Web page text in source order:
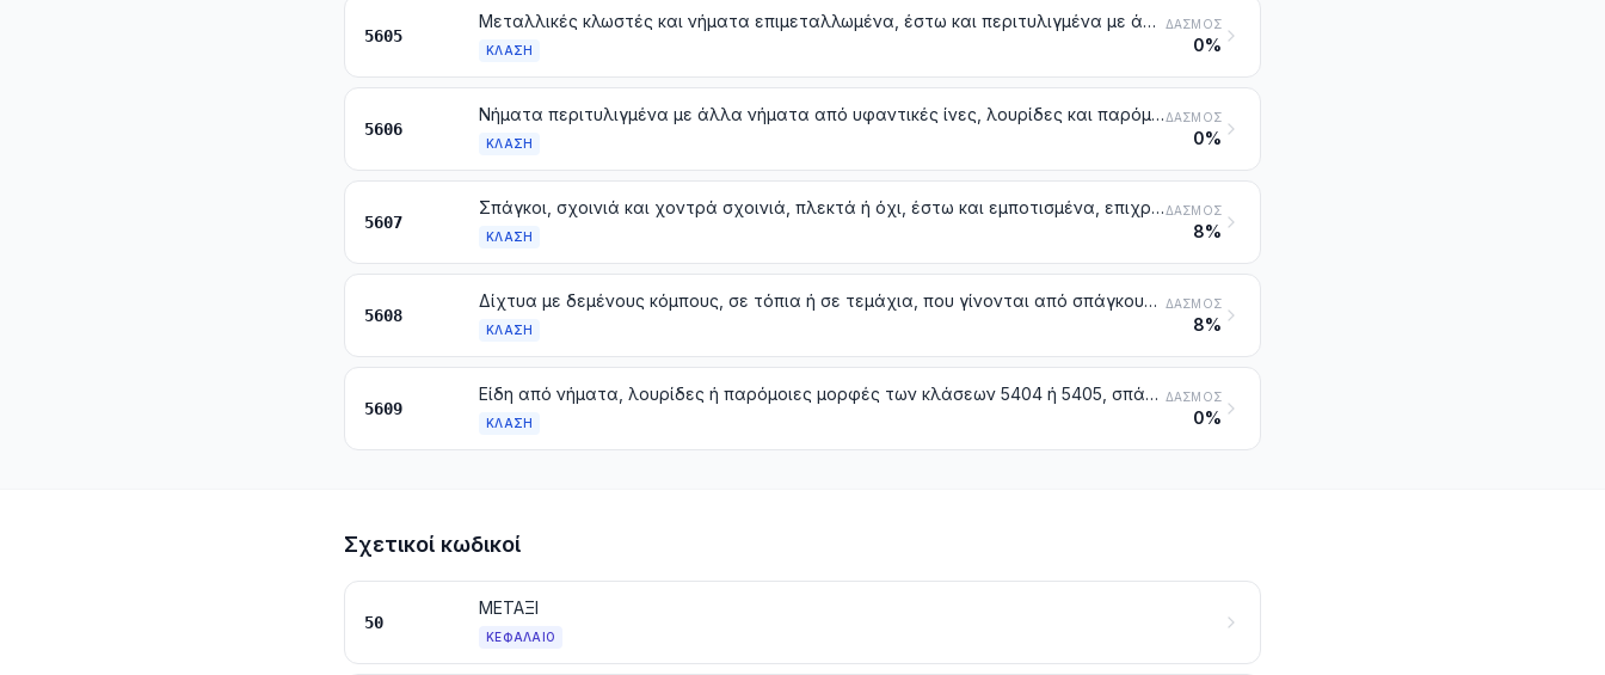
5605
Μεταλλικές κλωστές και νήματα επιμεταλλωμένα, έστω και περιτυλιγμένα με άλλα νήματα από υφαντικές ίνες, που αποτελούνται από υφαντικά νήματα, λουρίδες ή παρόμοιες μορφές των κλάσεων 5404 ή 5405, συνδυασμένα με μέταλλο με μορφή νημάτων, λουρίδων ή σκόνης ή επικαλυμμένα με μέταλλο
ΚΛΆΣΗ
ΔΑΣΜΌΣ
0%
5606
Νήματα περιτυλιγμένα με άλλα νήματα από υφαντικές ίνες, λουρίδες και παρόμοιες μορφές των κλάσεων 5404 ή 5405 περιτυλιγμένα με νήματα από υφαντικές ίνες, άλλα από εκείνα της κλάσης 5605 και άλλα από τα νήματα από χοντρότριχες χαίτης και ουράς μονόπλων ή βοοειδών περιτυλιγμένα με άλλα νήματα από υφαντικές ίνες. Νήματα σενίλλης. Νήματα με την ονομασία «αλυσιδίτσα»
ΚΛΆΣΗ
ΔΑΣΜΌΣ
0%
5607
Σπάγκοι, σχοινιά και χοντρά σχοινιά, πλεκτά ή όχι, έστω και εμποτισμένα, επιχρισμένα, επικαλυμμένα ή επενδυμένα με καουτσούκ ή πλαστική ύλη
ΚΛΆΣΗ
ΔΑΣΜΌΣ
8%
5608
Δίχτυα με δεμένους κόμπους, σε τόπια ή σε τεμάχια, που γίνονται από σπάγκους, σχοινιά ή χοντρά σχοινιά. Δίχτυα έτοιμα για την αλιεία και άλλα δίχτυα έτοιμα, από υφαντικές ύλες
ΚΛΆΣΗ
ΔΑΣΜΌΣ
8%
5609
Είδη από νήματα, λουρίδες ή παρόμοιες μορφές των κλάσεων 5404 ή 5405, σπάγκοι, σχοινιά ή χοντρά σχοινιά, που δεν κατονομάζονται ούτε περιλαμβάνονται αλλού
ΚΛΆΣΗ
ΔΑΣΜΌΣ
0%
Σχετικοί κωδικοί
50
ΜΕΤΑΞΙ
ΚΕΦΆΛΑΙΟ